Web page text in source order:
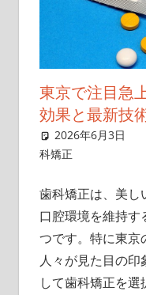
東京で注目急
効果と最新技
2026年6月3日
科矯正
歯科矯正は、美し
口腔環境を維持す
つです。 特に東京
人々が見た目の印
して歯科矯正を